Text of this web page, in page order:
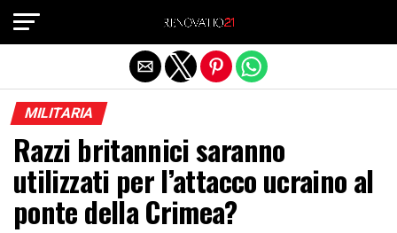
MILITARIA
Razzi britannici saranno
utilizzati per l’attacco ucraino al
ponte della Crimea?
Exit mobile version